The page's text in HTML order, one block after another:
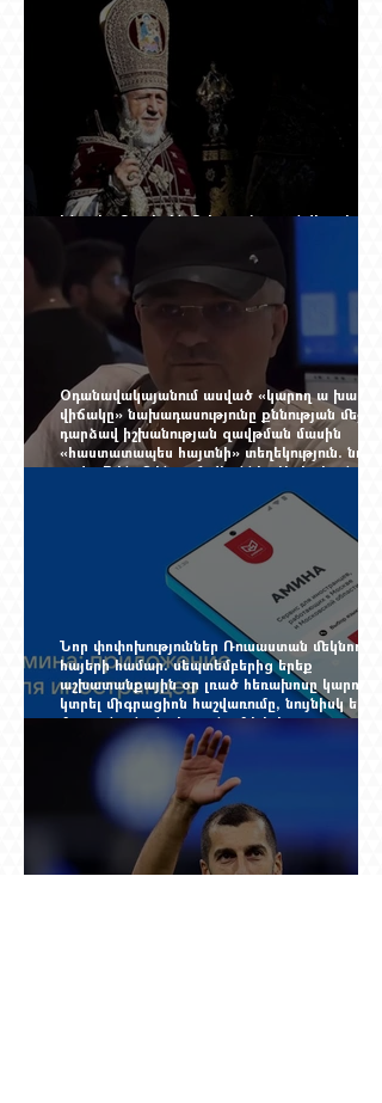
Ինչպես Գարեգին Բ-ի գործը թողնվեց դեռ
Օդանավակայանում ասված «կարող ա խառնվի
վիճակը» նախադասությունը քննության մեջ
դարձավ իշխանության զավթման մասին
«հաստատապես հայտնի» տեղեկություն. նույն
օրվա 7-ին մեկնող Հովհաննես Սահակյանը դեռ
Նոր փոփոխություններ Ռուսաստան մեկնող
հայերի համար. սեպտեմբերից երեք
աշխատանքային օր լռած հեռախոսը կարող է
կտրել միգրացիոն հաշվառումը, նույնիսկ երբ
մարդը նույն բնակարանում է և իր
փաստաթղթերը կարգին են